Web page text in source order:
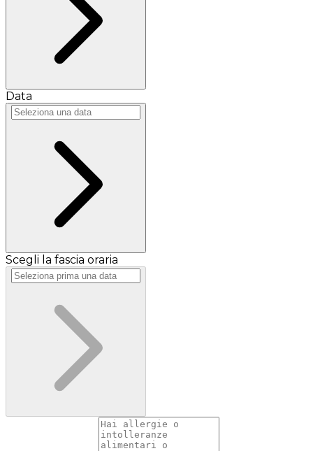
Data
Scegli la fascia oraria